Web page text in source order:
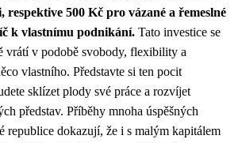
respektive 500 Kč pro vázané a řemeslné
k vlastnímu podnikání. Tato investice se
vrátí v podobě svobody, flexibility a
vlastního. Představte si ten pocit
sklízet plody své práce a rozvíjet
představ. Příběhy mnoha úspěšných
republice dokazují, že i s malým kapitálem